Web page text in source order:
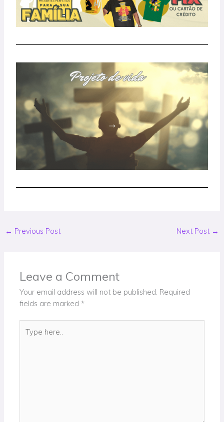
← Previous Post Next Post →
Leave a Comment
Your email address will not be published. Required
fields are marked *
here..